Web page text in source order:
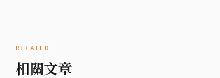
RELATED
相關文章